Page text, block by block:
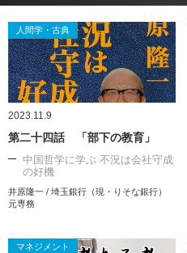
人間学・古典
2023.11.9
第二十四話 「部下の教育」
中国哲学に学ぶ 不況は会社守成
の好機
井原隆一 / 埼玉銀行（現・りそな銀行）
元専務
マネジメント